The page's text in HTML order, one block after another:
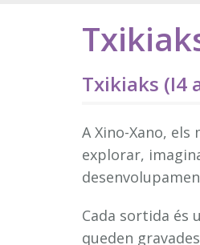
Txikiaks (I4
A Xino-Xano,
explorar,
Cada sortida és
queden